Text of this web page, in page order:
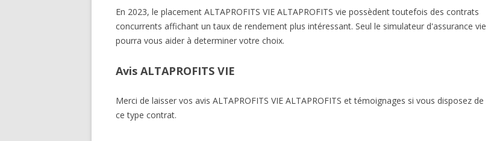
En 2023, le placement ALTAPROFITS VIE ALTAPROFITS vie possèdent toutefois des contrats
concurrents affichant un taux de rendement plus intéressant. Seul le simulateur d'assurance vie
pourra vous aider à determiner votre choix.
Avis ALTAPROFITS VIE
Merci de laisser vos avis ALTAPROFITS VIE ALTAPROFITS et témoignages si vous disposez de
ce type contrat.